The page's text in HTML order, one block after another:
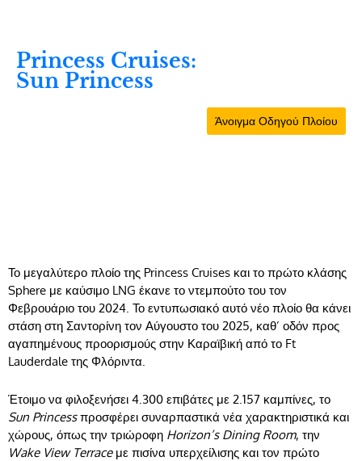
Princess Cruises:
Sun Princess
Άνοιγμα Οδηγού Πλοίου
Το μεγαλύτερο πλοίο της Princess Cruises και το πρώτο κλάσης
Sphere με καύσιμο LNG έκανε το ντεμπούτο του τον
Φεβρουάριο του 2024. Το εντυπωσιακό αυτό νέο πλοίο θα κάνει
στάση στη Σαντορίνη τον Αύγουστο του 2025, καθ’ οδόν προς
αγαπημένους προορισμούς στην Καραϊβική από το Ft
Lauderdale της Φλόριντα.
Έτοιμο να φιλοξενήσει 4.300 επιβάτες με 2.157 καμπίνες, το
Sun Princessπροσφέρει συναρπαστικά νέα χαρακτηριστικά και
χώρους, όπως την τριώροφη Horizon’s Dining Room, την
Wake View Terraceμε πισίνα υπερχείλισης και τον πρώτο